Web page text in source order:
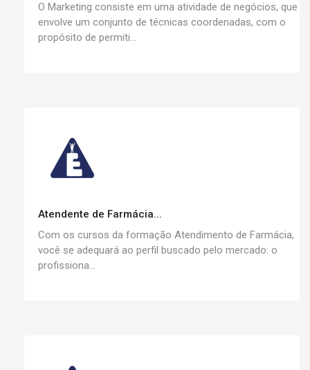
O Marketing consiste em uma atividade de negócios, que
envolve um conjunto de técnicas coordenadas, com o
propósito de permiti...
Atendente de Farmácia...
Com os cursos da formação Atendimento de Farmácia,
você se adequará ao perfil buscado pelo mercado: o
profissiona...